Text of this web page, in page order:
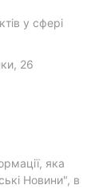
у сфері
26
яка
Новини", в